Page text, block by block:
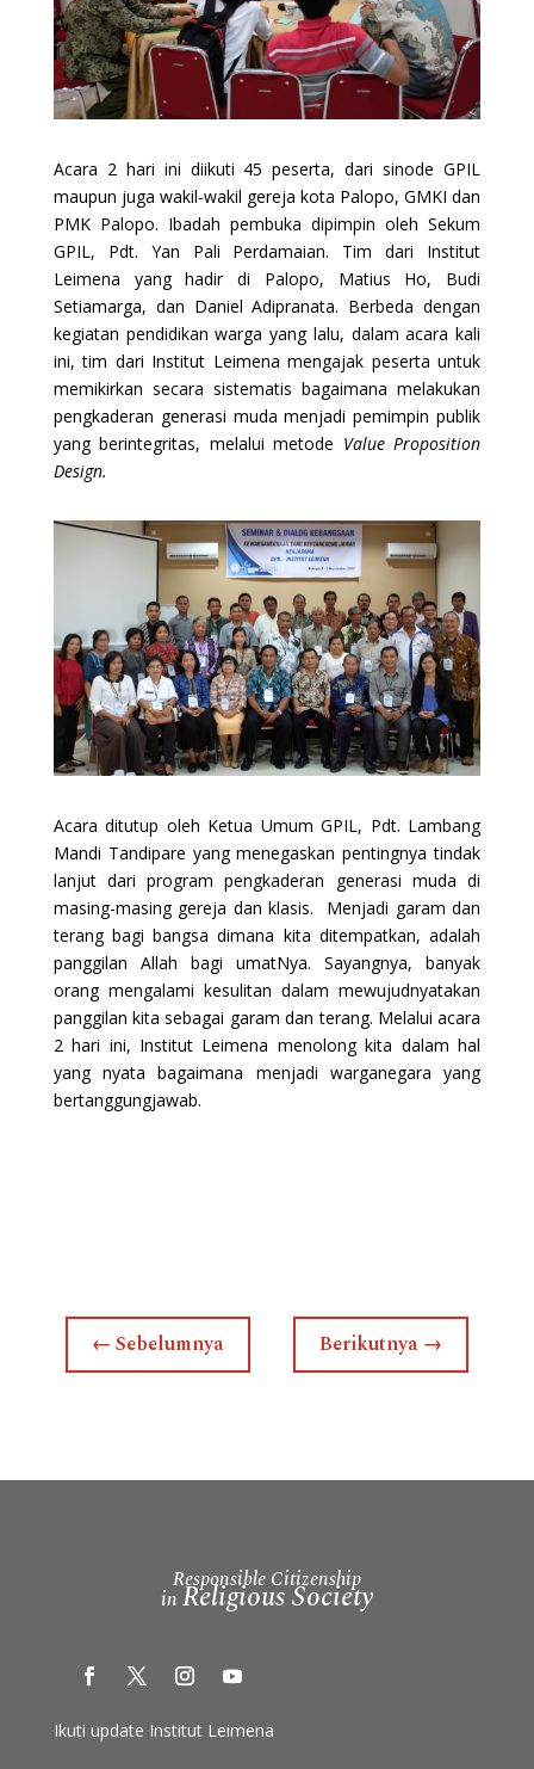
Acara 2 hari ini diikuti 45 peserta, dari sinode GPIL
maupun juga wakil-wakil gereja kota Palopo, GMKI dan
PMK Palopo. Ibadah pembuka dipimpin oleh Sekum
GPIL, Pdt. Yan Pali Perdamaian. Tim dari Institut
Leimena yang hadir di Palopo, Matius Ho, Budi
Setiamarga, dan Daniel Adipranata. Berbeda dengan
kegiatan pendidikan warga yang lalu, dalam acara kali
ini, tim dari Institut Leimena mengajak peserta untuk
memikirkan secara sistematis bagaimana melakukan
pengkaderan generasi muda menjadi pemimpin publik
yang berintegritas, melalui metode Value Proposition
Design.
Acara ditutup oleh Ketua Umum GPIL, Pdt. Lambang
Mandi Tandipare yang menegaskan pentingnya tindak
lanjut dari program pengkaderan generasi muda di
masing-masing gereja dan klasis. Menjadi garam dan
terang bagi bangsa dimana kita ditempatkan, adalah
panggilan Allah bagi umatNya. Sayangnya, banyak
orang mengalami kesulitan dalam mewujudnyatakan
panggilan kita sebagai garam dan terang. Melalui acara
2 hari ini, Institut Leimena menolong kita dalam hal
yang nyata bagaimana menjadi warganegara yang
bertanggungjawab.
← Sebelumnya Berikutnya →
Responsible Citizenship
in Religious Society
Ikuti update Institut Leimena